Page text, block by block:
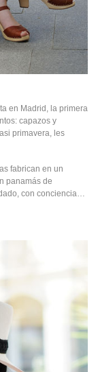
en Madrid, la primera
capazos y
primavera, les
fabrican en un
panamás de
con conciencia…